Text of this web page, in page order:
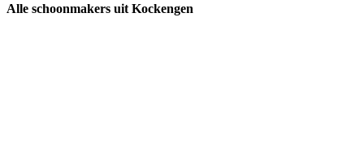
Alle schoonmakers uit Kockengen